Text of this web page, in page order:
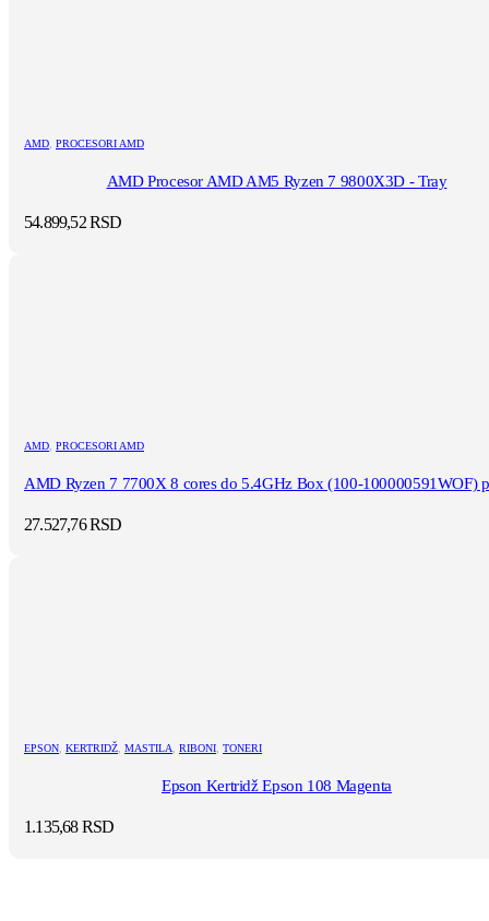
AMD, PROCESORI AMD
AMD Procesor AMD AM5 Ryzen 7 9800X3D - Tray
54.899,52RSD
AMD, PROCESORI AMD
AMD Ryzen 7 7700X 8 cores do 5.4GHz Box (100-100000591WOF)
27.527,76RSD
EPSON, KERTRIDŽ, MASTILA, RIBONI, TONERI
Epson Kertridž Epson 108 Magenta
1.135,68RSD